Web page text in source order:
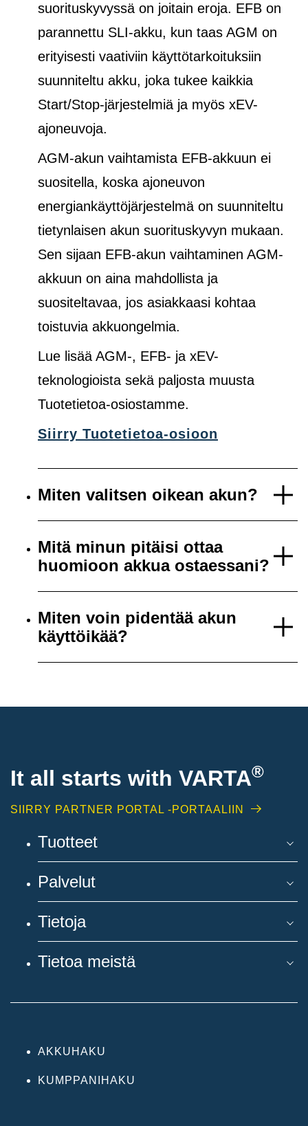
suorituskyvyssä on joitain eroja. EFB on
parannettu SLI-akku, kun taas AGM on
erityisesti vaativiin käyttötarkoituksiin
suunniteltu akku, joka tukee kaikkia
Start/Stop-järjestelmiä ja myös xEV-
ajoneuvoja.
AGM-akun vaihtamista EFB-akkuun ei
suositella, koska ajoneuvon
energiankäyttöjärjestelmä on suunniteltu
tietynlaisen akun suorituskyvyn mukaan.
Sen sijaan EFB-akun vaihtaminen AGM-
akkuun on aina mahdollista ja
suositeltavaa, jos asiakkaasi kohtaa
toistuvia akkuongelmia.
Lue lisää AGM-, EFB- ja xEV-
teknologioista sekä paljosta muusta
Tuotetietoa-osiostamme.
Siirry Tuotetietoa-osioon
Miten valitsen oikean akun?
Mitä minun pitäisi ottaa
huomioon akkua ostaessani?
Miten voin pidentää akun
käyttöikää?
It all starts with VARTA®
SIIRRY PARTNER PORTAL -PORTAALIIN
Tuotteet
Palvelut
Tietoja
Tietoa meistä
AKKUHAKU
KUMPPANIHAKU